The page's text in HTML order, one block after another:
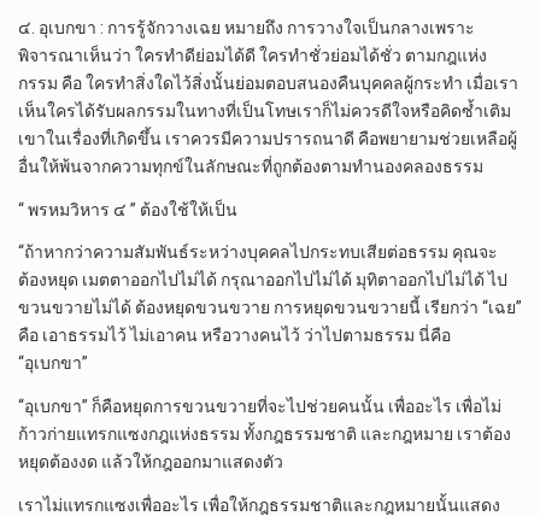
๔. อุเบกขา : การรู้จักวางเฉย หมายถึง การวางใจเป็นกลางเพราะ
พิจารณาเห็นว่า ใครทำดีย่อมได้ดี ใครทำชั่วย่อมได้ชั่ว ตามกฎแห่ง
กรรม คือ ใครทำสิ่งใดไว้สิ่งนั้นย่อมตอบสนองคืนบุคคลผู้กระทำ เมื่อเรา
เห็นใครได้รับผลกรรมในทางที่เป็นโทษเราก็ไม่ควรดีใจหรือคิดซ้ำเติม
เขาในเรื่องที่เกิดขึ้น เราควรมีความปรารถนาดี คือพยายามช่วยเหลือผู้
อื่นให้พ้นจากความทุกข์ในลักษณะที่ถูกต้องตามทำนองคลองธรรม
“ พรหมวิหาร ๔ ” ต้องใช้ให้เป็น
“ถ้าหากว่าความสัมพันธ์ระหว่างบุคคลไปกระทบเสียต่อธรรม คุณจะ
ต้องหยุด เมตตาออกไปไม่ได้ กรุณาออกไปไม่ได้ มุทิตาออกไปไม่ได้ ไป
ขวนขวายไม่ได้ ต้องหยุดขวนขวาย การหยุดขวนขวายนี้ เรียกว่า “เฉย”
คือ เอาธรรมไว้ ไม่เอาคน หรือวางคนไว้ ว่าไปตามธรรม นี่คือ
“อุเบกขา”
“อุเบกขา” ก็คือหยุดการขวนขวายที่จะไปช่วยคนนั้น เพื่ออะไร เพื่อไม่
ก้าวก่ายแทรกแซงกฎแห่งธรรม ทั้งกฎธรรมชาติ และกฎหมาย เราต้อง
หยุดต้องงด แล้วให้กฎออกมาแสดงตัว
เราไม่แทรกแซงเพื่ออะไร เพื่อให้กฎธรรมชาติและกฎหมายนั้นแสดง